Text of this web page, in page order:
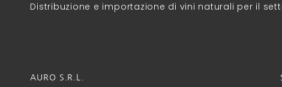
Distribuzione e importazione di vini naturali per il
AURO S.R.L.